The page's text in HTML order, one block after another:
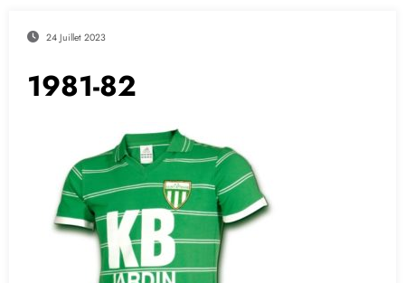
24 Juillet 2023
1981-82